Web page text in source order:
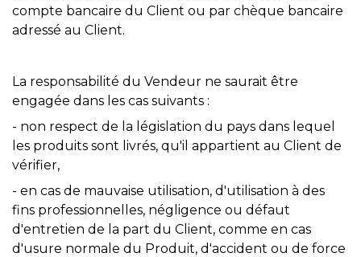
compte bancaire du Client ou par chèque bancaire
adressé au Client.
La responsabilité du Vendeur ne saurait être
engagée dans les cas suivants :
- non respect de la législation du pays dans lequel
les produits sont livrés, qu'il appartient au Client de
vérifier,
- en cas de mauvaise utilisation, d'utilisation à des
fins professionnelles, négligence ou défaut
d'entretien de la part du Client, comme en cas
d'usure normale du Produit, d'accident ou de force